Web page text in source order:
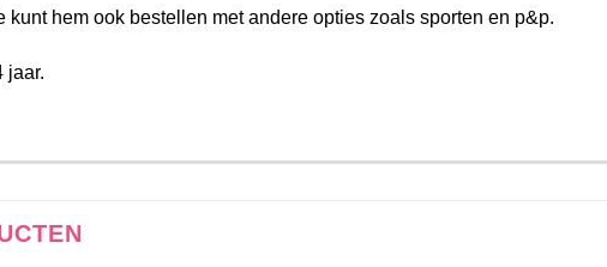
hem ook bestellen met andere opties zoals sporten en p&p.
jaar.